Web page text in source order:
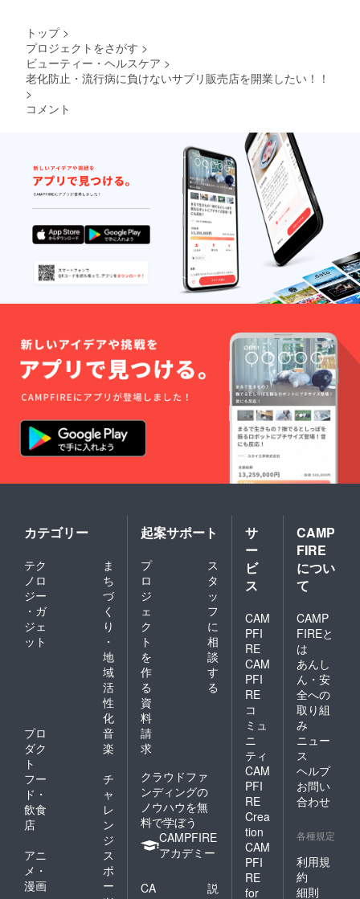
トップ >
プロジェクトをさがす >
ビューティー・ヘルスケア >
老化防止・流行病に負けないサプリ販売店を開業したい！！
>
コメント
カテゴリー
テク
ノロ
ジー
・ガ
ジェ
ット
ま
ち
づ
く
り
・
地
域
活
性
化
プロ
ダク
ト
音
楽
フー
ド・
飲食
店
チ
ャ
レ
ン
ジ
アニ
メ・
漫画
ス
ポ
ー
起案サポート
プ
ロ
ジ
ェ
ク
ト
を
作
る
ス
タ
ッ
フ
に
相
談
す
る
資
料
請
求
クラウドファ
ンディングの
ノウハウを無
料で学ぼう
CAMPFIRE
アカデミー
CA
説
サ
ー
ビ
ス
CAM
PFI
RE
CAM
PFI
RE
コ
ミュ
ニ
ティ
CAM
PFI
RE
Crea
tion
CAM
PFI
RE
for
CAMP
FIRE
につい
て
CAMP
FIREと
は
あんし
ん・安
全への
取り組
み
ニュー
ス
ヘルプ
お問い
合わせ
各種規定
利用規
約
細則